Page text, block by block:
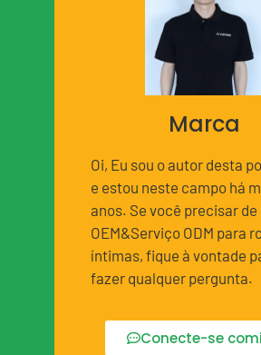
Marca
Oi, Eu sou o autor desta
e estou neste campo há
anos. Se você precisar de
OEM&Serviço ODM para
íntimas, fique à vontade
fazer qualquer pergunta.
Conecte-se